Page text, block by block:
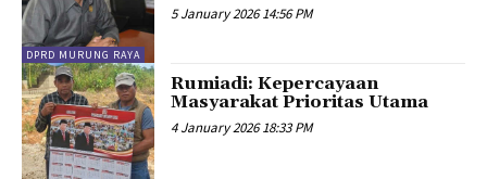
DPRD MURUNG RAYA
5 January 2026 14:56 PM
Rumiadi: Kepercayaan
Masyarakat Prioritas Utama
4 January 2026 18:33 PM